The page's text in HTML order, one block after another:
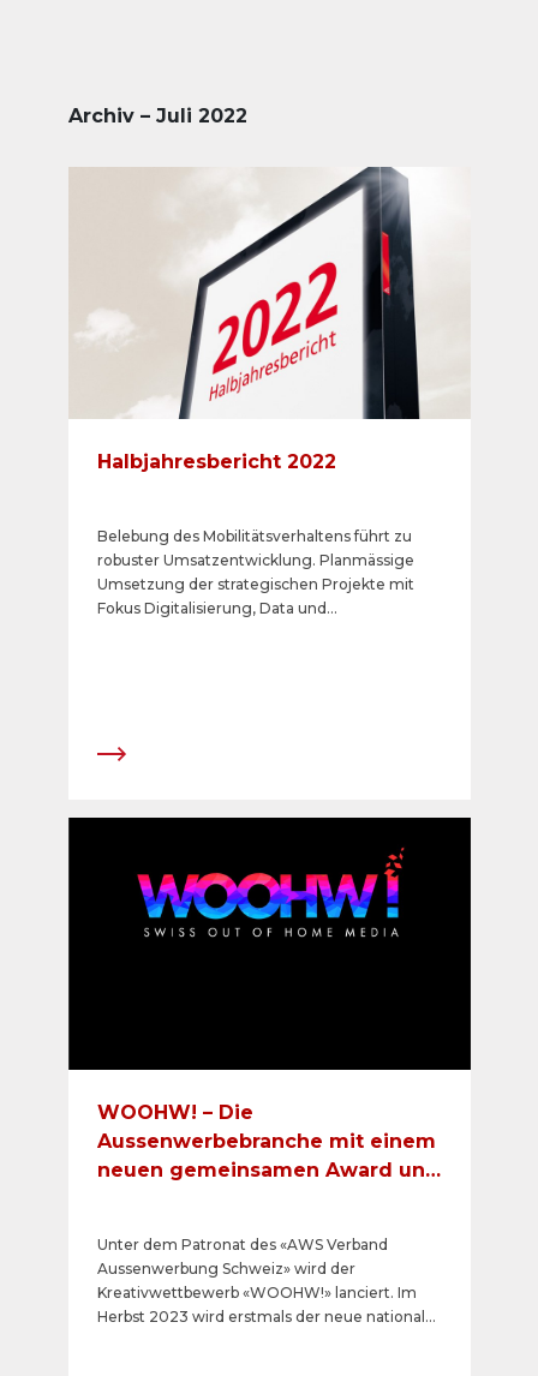
Archiv – Juli 2022
Halbjahresbericht 2022
Belebung des Mobilitätsverhaltens führt zu
robuster Umsatzentwicklung. Planmässige
Umsetzung der strategischen Projekte mit
Fokus Digitalisierung, Data und
WOOHW! – Die
Aussenwerbebranche mit einem
neuen gemeinsamen Award und
Unter dem Patronat des «AWS Verband
Aussenwerbung Schweiz» wird der
Kreativwettbewerb «WOOHW!» lanciert. Im
Herbst 2023 wird erstmals der neue nationale